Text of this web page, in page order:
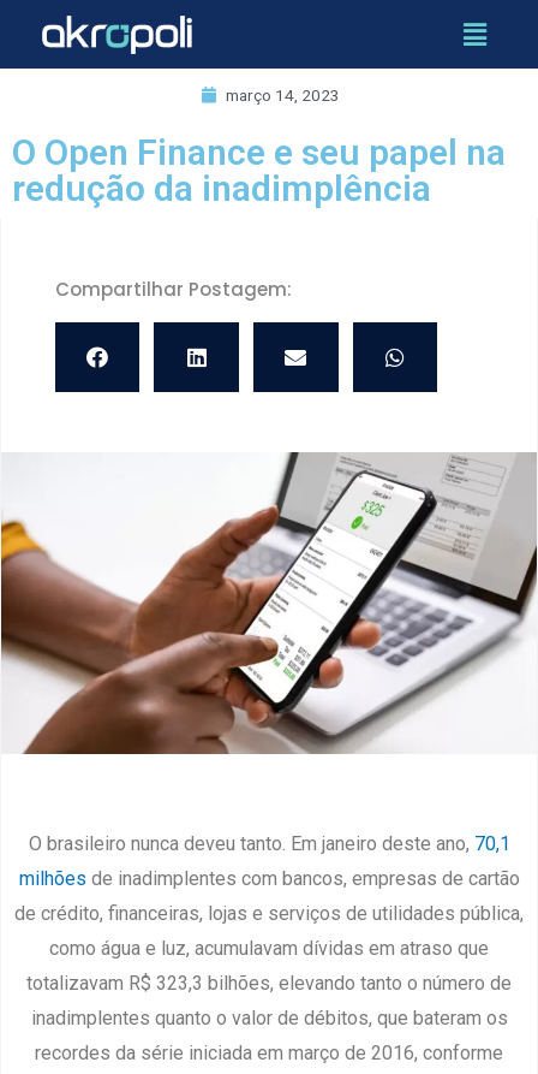
março 14, 2023
O Open Finance e seu papel na
redução da inadimplência
Compartilhar Postagem:
O brasileiro nunca deveu tanto. Em janeiro deste ano, 70,1
milhões de inadimplentes com bancos, empresas de cartão
de crédito, financeiras, lojas e serviços de utilidades pública,
como água e luz, acumulavam dívidas em atraso que
totalizavam R$ 323,3 bilhões, elevando tanto o número de
inadimplentes quanto o valor de débitos, que bateram os
recordes da série iniciada em março de 2016, conforme